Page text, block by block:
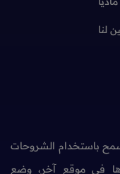
لنا
باستخدام الشروحات
في موقع آخر، وضع